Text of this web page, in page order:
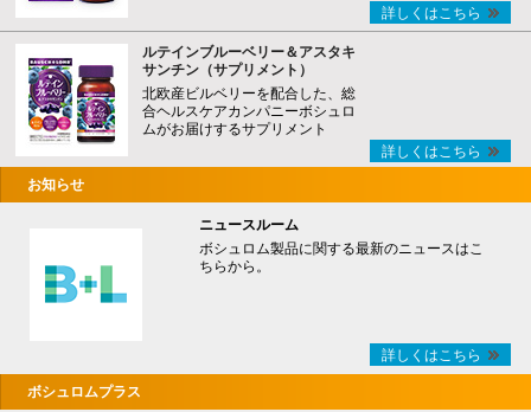
詳しくはこちら
ルテインブルーベリー＆アスタキ
サンチン（サプリメント）
北欧産ビルベリーを配合した、総
合ヘルスケアカンパニーボシュロ
ムがお届けするサプリメント
詳しくはこちら
お知らせ
ニュースルーム
ボシュロム製品に関する最新のニュースはこ
ちらから。
詳しくはこちら
ボシュロムプラス